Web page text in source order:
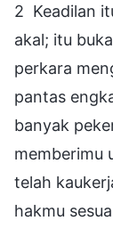
2 Keadilan
akal; itu
perkara
pantas
banyak
memberimu
telah
hakmu